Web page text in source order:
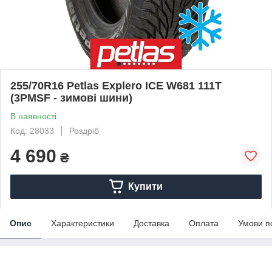
255/70R16 Petlas Explero ICE W681 111T
(3PMSF - зимові шини)
В наявності
Код: 28033
Роздріб
4 690 ₴
Купити
Опис Характеристики Доставка Оплата Умови